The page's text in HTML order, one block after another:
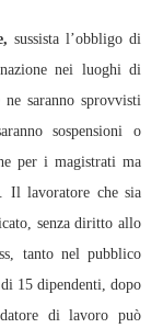
sussista l’obbligo di
nei luoghi di
saranno sprovvisti
sospensioni o
per i magistrati ma
Il lavoratore che sia
senza diritto allo
tanto nel pubblico
15 dipendenti, dopo
di lavoro può